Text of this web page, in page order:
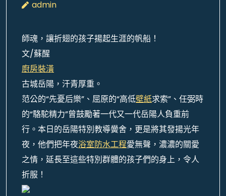
admin
師魂，讓折翅的孩子揚起生涯的帆船！
文/蘇醒
廚房裝潢
古城岳陽，汗青厚重。
范公的“先憂后樂”、屈原的“高低壁紙求索”、任弼時
的“駱駝精力”曾鼓勵著一代又一代岳陽人負重前
行。本日的岳陽特別教導黌舍，更是將其發揚光年
夜，他們把年夜浴室防水工程愛無聲，濃濃的關愛
之情，延長至這些特別群體的孩子們的身上，令人
折服！